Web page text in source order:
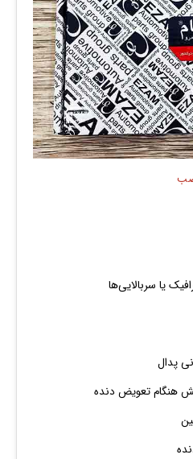
یا سربالایی‌ها
پدال
هنگام تعویض دنده